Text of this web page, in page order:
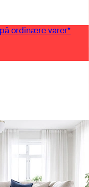
ordinære varer*